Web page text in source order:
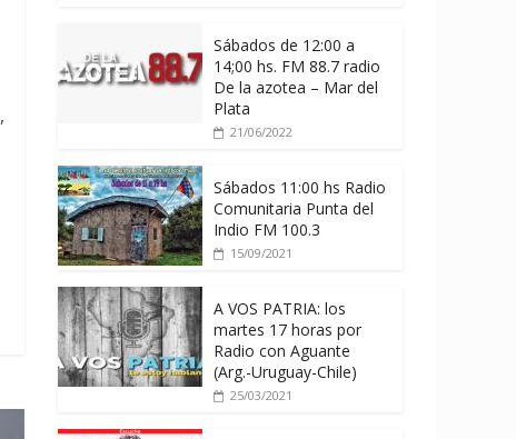
,
Sábados de 12:00 a
14;00 hs. FM 88.7 radio
De la azotea – Mar del
Plata
21/06/2022
Sábados 11:00 hs Radio
Comunitaria Punta del
Indio FM 100.3
15/09/2021
A VOS PATRIA: los
martes 17 horas por
Radio con Aguante
(Arg.-Uruguay-Chile)
25/03/2021